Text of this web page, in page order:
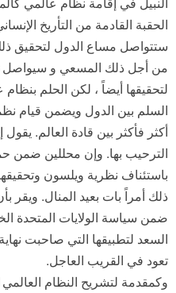
الحقبة القادمة من التأريخ
ستتواصل مساع الدول لتحقيق
من أجل ذلك المسعي و سيواصل
لتحقيقها أيضاً ، لكن الحلم
السلم بين الدول ويضمن قيام
أكثر فأكثر بين قادة العالم.
الترحيب بها. وإن محللين ضمن
باستئناف نظرية ويلسون
ذلك أمراً بات بعيد المنال. ويقر
ضمن سياسة الولايات المتحدة
السعد لتطبيقها التي صاحبت
تعود في القريب العاجل.
وكمقدمة لتشريح النظام